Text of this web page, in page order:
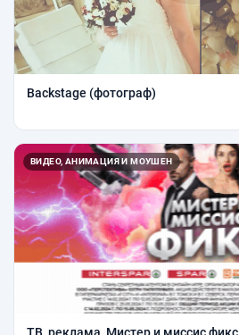
Backstage (фотограф)
ВИДЕО, АНИМАЦИЯ И МОУШЕН